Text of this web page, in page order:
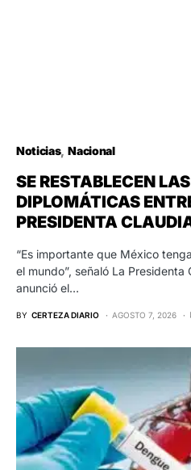
Noticias Nacional
SE RESTABLECEN
DIPLOMÁTICAS
PRESIDENTA
“Es importante que México
el mundo”, señaló La Presidenta
anunció el…
BY CERTEZA DIARIO AGOSTO 7, 2026